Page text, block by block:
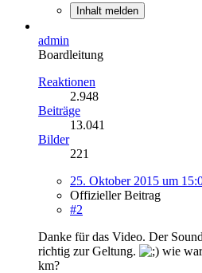
Inhalt melden
admin
Boardleitung
Reaktionen
2.948
Beiträge
13.041
Bilder
221
25. Oktober 2015 um
Offizieller Beitrag
#2
Danke für das Video. Der
richtig zur Geltung.
wie
km?